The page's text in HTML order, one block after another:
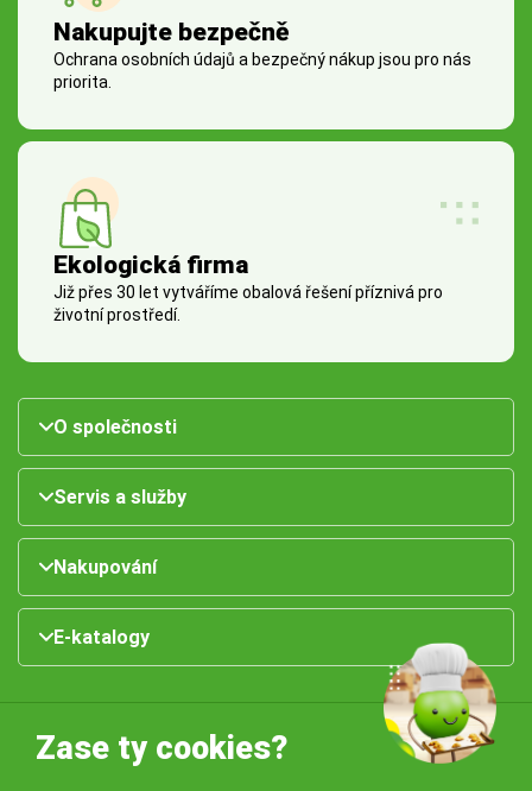
Nakupujte bezpečně
Ochrana osobních údajů a bezpečný nákup jsou pro nás
priorita.
Ekologická firma
Již přes 30 let vytváříme obalová řešení příznivá pro
životní prostředí.
O společnosti
Servis a služby
Nakupování
E-katalogy
Zase ty cookies?